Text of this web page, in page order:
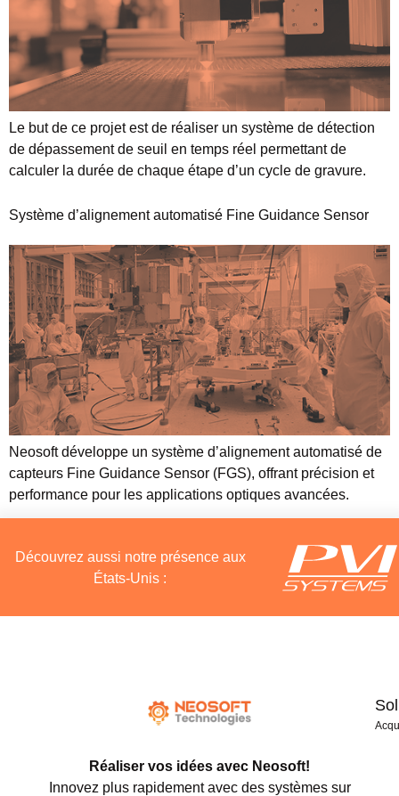
Le but de ce projet est de réaliser un système de détection
de dépassement de seuil en temps réel permettant de
calculer la durée de chaque étape d’un cycle de gravure.
Système d’alignement automatisé Fine Guidance Sensor
Neosoft développe un système d’alignement automatisé de
capteurs Fine Guidance Sensor (FGS), offrant précision et
performance pour les applications optiques avancées.
Découvrez aussi notre présence aux
États-Unis :
Réaliser vos idées avec Neosoft!
Innovez plus rapidement avec des systèmes sur